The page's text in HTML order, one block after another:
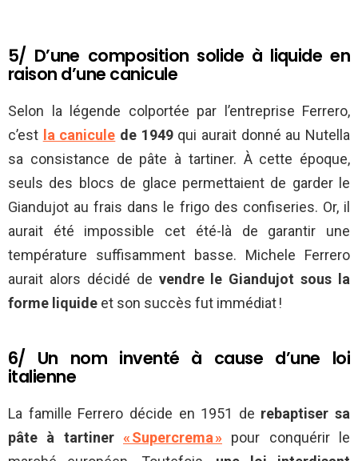
5/ D’une composition solide à liquide en
raison d’une canicule
Selon la légende colportée par l’entreprise Ferrero,
c’est la canicule de 1949qui aurait donné au Nutella
sa consistance de pâte à tartiner. À cette époque,
seuls des blocs de glace permettaient de garder le
Giandujot au frais dans le frigo des confiseries. Or, il
aurait été impossible cet été-là de garantir une
température suffisamment basse. Michele Ferrero
aurait alors décidé de vendre le Giandujot sous la
forme liquide et son succès fut immédiat !
6/ Un nom inventé à cause d’une loi
italienne
La famille Ferrero décide en 1951 de rebaptiser sa
pâte à tartiner « Supercrema » pour conquérir le